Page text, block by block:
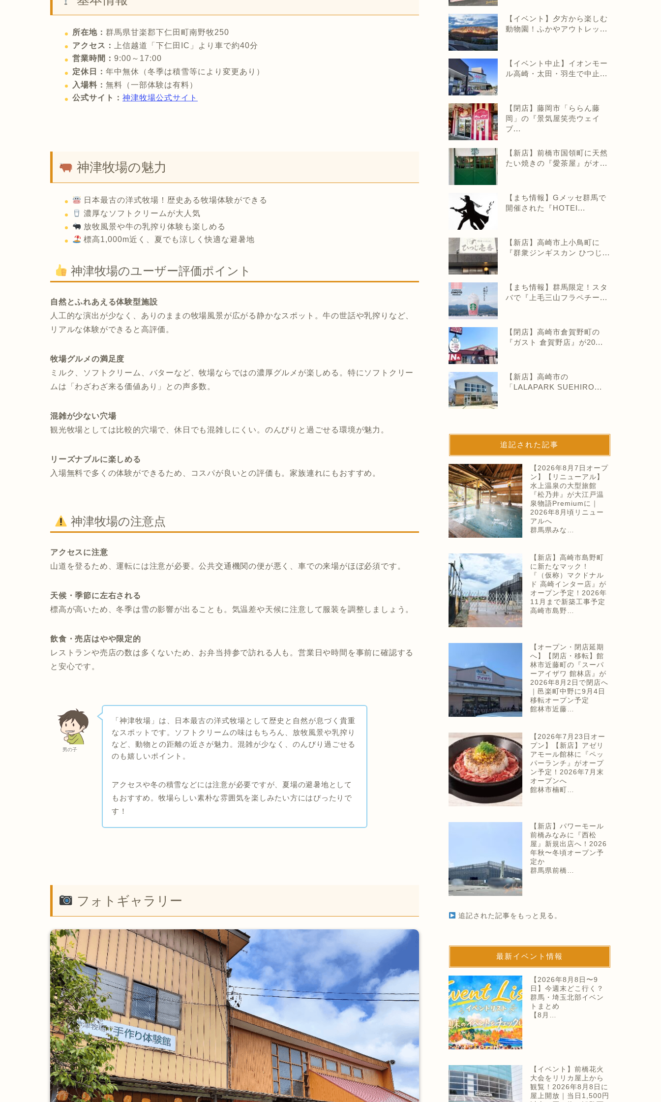
所在地： 群馬県甘楽郡下仁田町南野牧250
アクセス：
上信越道「下仁田IC」より車で約40分
営業時間： 9:00～17:00
定休日： 年中無休（冬季は積雪等により変更あり）
入場料： 無料（一部体験は有料）
公式サイト： 神津牧場公式サイト
神津牧場の魅力
日本最古の洋式牧場！歴史ある牧場体験ができる
濃厚なソフトクリームが大人気
放牧風景や牛の乳搾り体験も楽しめる
標高1,000m近く、夏でも涼しく快適な避暑地
神津牧場のユーザー評価ポイント
自然とふれあえる体験型施設
人工的な演出が少なく、ありのままの牧場風景が広がる静かなスポット。牛の世話や乳搾りなど、
リアルな体験ができると高評価。
牧場グルメの満足度
ミルク、ソフトクリーム、バターなど、牧場ならではの濃厚グルメが楽しめる。特にソフトクリー
ムは「わざわざ来る価値あり」との声多数。
混雑が少ない穴場
観光牧場としては比較的穴場で、休日でも混雑しにくい。のんびりと過ごせる環境が魅力。
リーズナブルに楽しめる
入場無料で多くの体験ができるため、コスパが良いとの評価も。家族連れにもおすすめ。
神津牧場の注意点
アクセスに注意
山道を登るため、運転には注意が必要。公共交通機関の便が悪く、車での来場がほぼ必須です。
天候・季節に左右される
標高が高いため、冬季は雪の影響が出ることも。気温差や天候に注意して服装を調整しましょう。
飲食・売店はやや限定的
レストランや売店の数は多くないため、お弁当持参で訪れる人も。営業日や時間を事前に確認する
と安心です。
男の子
「神津牧場」は、日本最古の洋式牧場として歴史と自然が息づく貴重
なスポットです。ソフトクリームの味はもちろん、放牧風景や乳搾り
など、動物との距離の近さが魅力。混雑が少なく、のんびり過ごせる
のも嬉しいポイント。
アクセスや冬の積雪などには注意が必要ですが、夏場の避暑地として
もおすすめ。牧場らしい素朴な雰囲気を楽しみたい方にはぴったりで
す！
フォトギャラリー
【イベント】夕方から楽しむ
動物園！ふかやアウトレッ...
【イベント中止】イオンモー
ル高崎・太田・羽生で中止...
【閉店】藤岡市「ららん藤
岡」の『景気屋笑売ウェイ
ブ...
【新店】前橋市国領町に天然
たい焼きの『愛茶屋』がオ...
【まち情報】Gメッセ群馬で
開催された『HOTEI...
【新店】高崎市上小鳥町に
『群衆ジンギスカン ひつじ...
【まち情報】群馬限定！スタ
バで『上毛三山フラペチー...
【閉店】高崎市倉賀野町の
『ガスト 倉賀野店』が20...
【新店】高崎市の
「LALAPARK SUEHIRO...
追記された記事
【2026年8月7日オープ
ン】【リニューアル】
水上温泉の大型旅館
『松乃井』が大江戸温
泉物語Premiumに｜
2026年8月頃リニュー
アルへ
群馬県みな…
【新店】高崎市島野町
に新たなマック！
『（仮称）マクドナル
ド 高崎インター店』が
オープン予定！2026年
11月まで新築工事予定
高崎市島野…
【オープン・閉店延期
へ】【閉店・移転】館
林市近藤町の『スーパ
ーアイザワ 館林店』が
2026年8月2日で閉店へ
｜邑楽町中野に9月4日
移転オープン予定
館林市近藤…
【2026年7月23日オー
プン】【新店】アゼリ
アモール館林に『ペッ
パーランチ』がオープ
ン予定！2026年7月末
オープンへ
館林市楠町…
【新店】パワーモール
前橋みなみに『西松
屋』新規出店へ！2026
年秋〜冬頃オープン予
定か
群馬県前橋…
追記された記事をもっと見る。
最新イベント情報
【2026年8月8日〜9
日】今週末どこ行く？
群馬・埼玉北部イベン
トまとめ
【8月…
【イベント】前橋花火
大会をリリカ屋上から
観覧！2026年8月8日に
屋上開放｜当日1,500円